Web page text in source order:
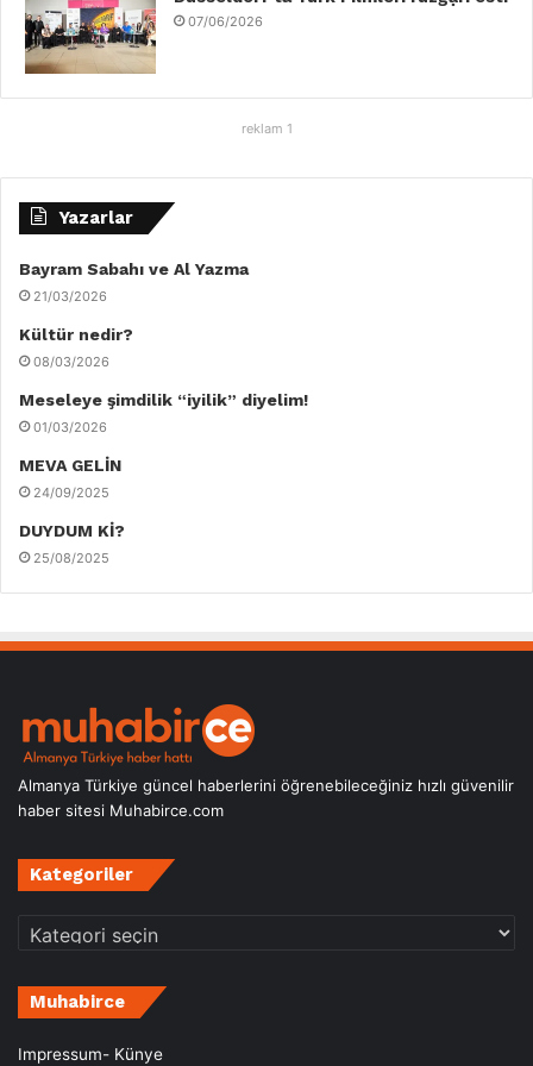
07/06/2026
reklam 1
Yazarlar
Bayram Sabahı ve Al Yazma
21/03/2026
Kültür nedir?
08/03/2026
Meseleye şimdilik “iyilik” diyelim!
01/03/2026
MEVA GELİN
24/09/2025
DUYDUM Kİ?
25/08/2025
Almanya Türkiye güncel haberlerini öğrenebileceğiniz hızlı güvenilir
haber sitesi Muhabirce.com
Kategoriler
Kategoriler
Muhabirce
Impressum- Künye